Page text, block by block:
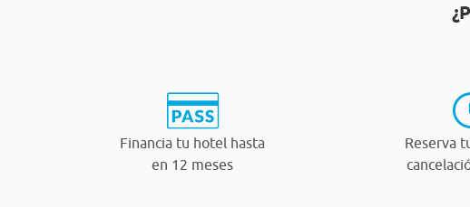
Financia tu hotel hasta
en 12 meses
Reserva